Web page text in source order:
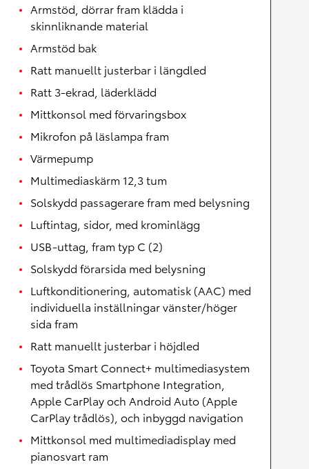
Armstöd, dörrar fram klädda i
skinnliknande material
Armstöd bak
Ratt manuellt justerbar i längdled
Ratt 3-ekrad, läderklädd
Mittkonsol med förvaringsbox
Mikrofon på läslampa fram
Värmepump
Multimediaskärm 12,3 tum
Solskydd passagerare fram med belysning
Luftintag, sidor, med krominlägg
USB-uttag, fram typ C (2)
Solskydd förarsida med belysning
Luftkonditionering, automatisk (AAC) med
individuella inställningar vänster/höger
sida fram
Ratt manuellt justerbar i höjdled
Toyota Smart Connect+ multimediasystem
med trådlös Smartphone Integration,
Apple CarPlay och Android Auto (Apple
CarPlay trådlös), och inbyggd navigation
Mittkonsol med multimediadisplay med
pianosvart ram